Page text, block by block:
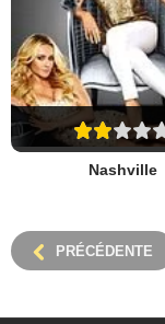
Nashville
PRÉCÉDENTE